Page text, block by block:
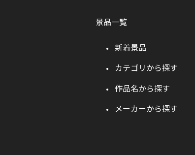
景品一覧
新着景品
カテゴリから探す
作品名から探す
メーカーから探す